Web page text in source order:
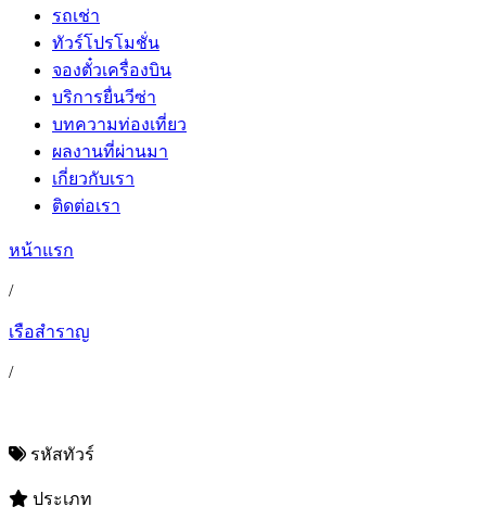
รถเช่า
ทัวร์โปรโมชั่น
จองตั๋วเครื่องบิน
บริการยื่นวีซ่า
บทความท่องเที่ยว
ผลงานที่ผ่านมา
เกี่ยวกับเรา
ติดต่อเรา
หน้าแรก
/
เรือสำราญ
/
รหัสทัวร์
ประเภท